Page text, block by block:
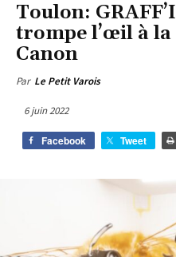
Toulon:
trompe l’œil à la
Canon
Par Le Petit Varois
6 juin 2022
Facebook Tweet